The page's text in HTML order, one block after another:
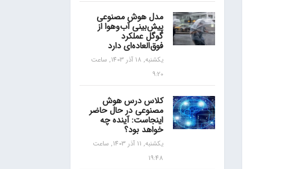
مدل هوش مصنوعی
پیش‌بینی آب‌و‌هوا از
گوگل عملکرد
فوق‌العاده‌ای دارد
یکشنبه, 18 آذر 1403, ساعت
9:20
کلاس درس هوش
مصنوعی در حال حاضر
اینجاست: آینده چه
خواهد بود؟
یکشنبه, 11 آذر 1403, ساعت
19:48